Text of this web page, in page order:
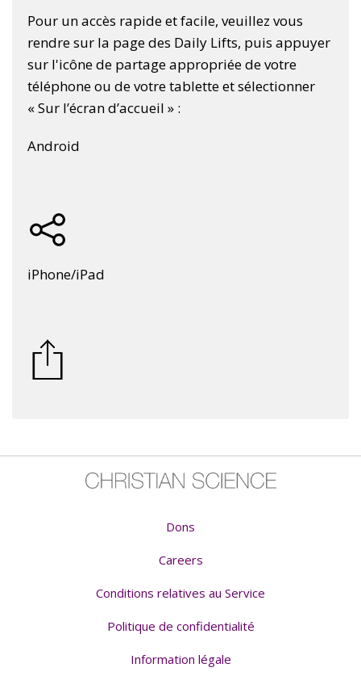
Pour un accès rapide et facile, veuillez vous
rendre sur la page des Daily Lifts, puis appuyer
sur l'icône de partage appropriée de votre
téléphone ou de votre tablette et sélectionner
« Sur l’écran d’accueil » :
Android
iPhone/iPad
Dons
Careers
Conditions relatives au Service
Politique de confidentialité
Information légale